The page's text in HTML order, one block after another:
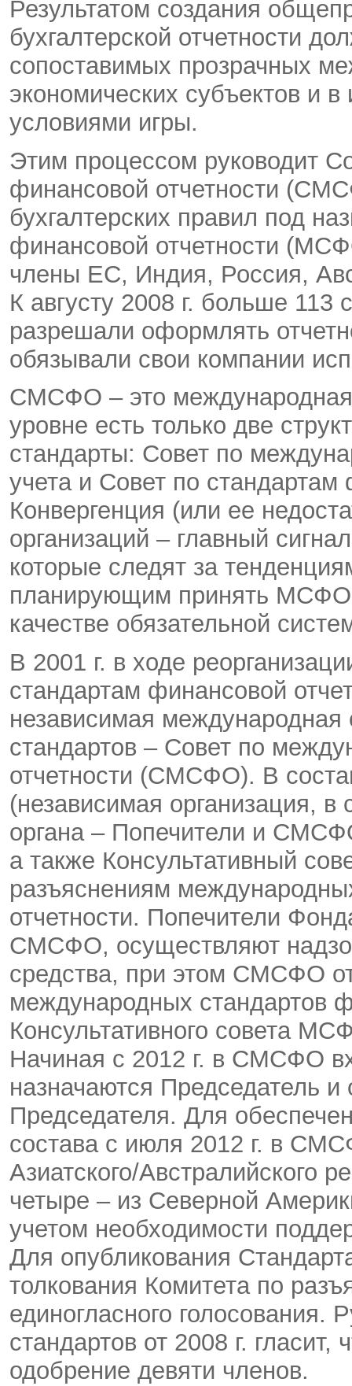
Результатом создания
бухгалтерской отчетности
сопоставимых прозрачных
экономических субъектов и
условиями игры.
Этим процессом руководит
финансовой отчетности
бухгалтерских правил под
финансовой отчетности
члены ЕС, Индия, Россия,
К августу 2008 г. больше 113
разрешали оформлять
обязывали свои компании
СМСФО – это международная
уровне есть только две
стандарты: Совет по
учета и Совет по
Конвергенция (или ее
организаций – главный
которые следят за
планирующим принять МСФО
качестве обязательной
В 2001 г. в ходе
стандартам финансовой
независимая международная
стандартов – Совет по
отчетности (СМСФО). В
(независимая организация, в
органа – Попечители и
а также Консультативный
разъяснениям
отчетности. Попечители
СМСФО, осуществляют
средства, при этом СМСФО
международных стандартов
Консультативного совета
Начиная с 2012 г. в СМСФО
назначаются Председатель
Председателя. Для
состава с июля 2012 г. в
Азиатского/Австралийского
четыре – из Северной
учетом необходимости
Для опубликования
толкования Комитета по
единогласного голосования.
стандартов от 2008 г.
одобрение девяти членов.